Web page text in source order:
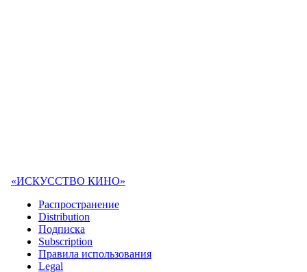
«ИСКУССТВО КИНО»
Распространение
Distribution
Подписка
Subscription
Правила использования
Legal